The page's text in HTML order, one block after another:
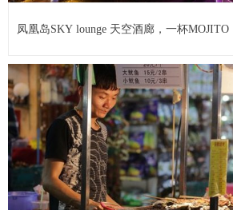
凤凰岛SKY lounge 天空酒廊，一杯MOJITO